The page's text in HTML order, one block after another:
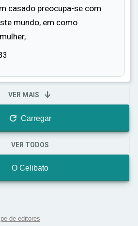
completa e eficaz.
casado preocupa-se com
mundo, em como
VER MAIS 
 Carregar
VER TODOS
O Celibato
de editores